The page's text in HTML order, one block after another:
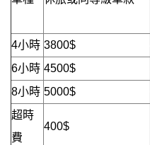
4小時 3800$
6小時 4500$
8小時 5000$
超時
費
400$